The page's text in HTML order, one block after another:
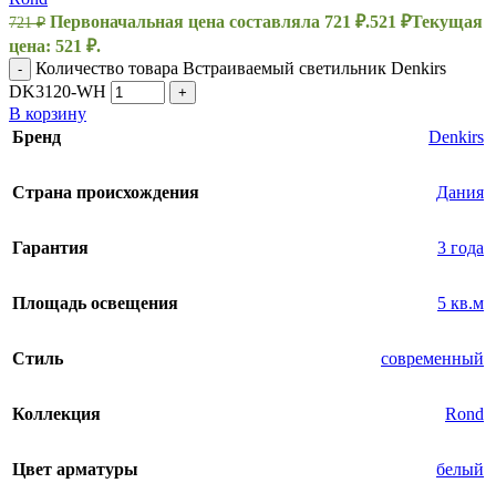
721₽ Первоначальная цена составляла 721 ₽.521 ₽Текущая
цена: 521 ₽.
-
Количество товара Встраиваемый светильник Denkirs
DK3120-WH
+
В корзину
Бренд
Denkirs
Страна происхождения Дания
Гарантия 3 года
Площадь освещения 5 кв.м
Стиль современный
Коллекция Rond
Цвет арматуры белый